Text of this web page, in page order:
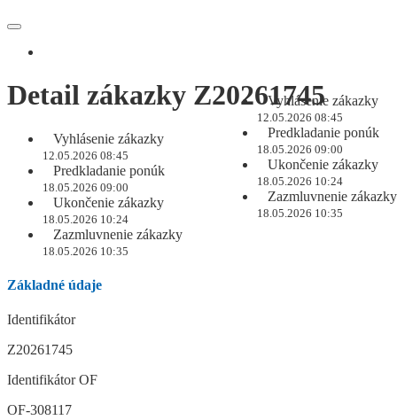
Vyhlásenie zákazky
12.05.2026 08:45
Predkladanie ponúk
18.05.2026 09:00
Ukončenie zákazky
18.05.2026 10:24
Zazmluvnenie zákazky
18.05.2026 10:35
Detail zákazky Z20261745
Vyhlásenie zákazky
12.05.2026 08:45
Predkladanie ponúk
18.05.2026 09:00
Ukončenie zákazky
18.05.2026 10:24
Zazmluvnenie zákazky
18.05.2026 10:35
Základné údaje
Identifikátor
Z20261745
Identifikátor OF
OF-308117